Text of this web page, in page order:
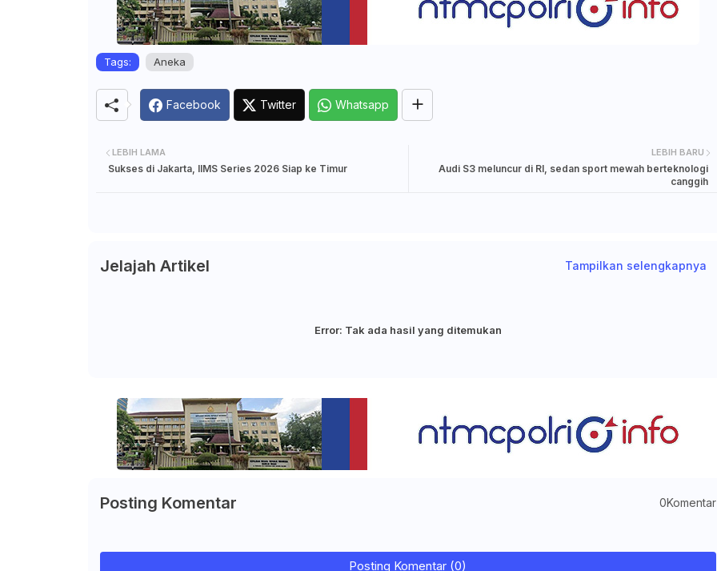
Tags: Aneka
Facebook Twitter Whatsapp
LEBIH BARU
Audi S3 meluncur di RI, sedan sport mewah berteknologi
canggih
LEBIH LAMA
Sukses di Jakarta, IIMS Series 2026 Siap ke Timur
Jelajah Artikel Tampilkan selengkapnya
Error: Tak ada hasil yang ditemukan
Posting Komentar 0Komentar
Posting Komentar (0)